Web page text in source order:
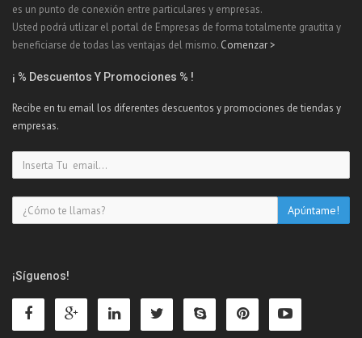
es un punto de conexión entre particulares y empresas.
Usted podrá utlizar el portal de Empresas de forma totalmente grautita y
beneficiarse de todas las ventajas del mismo. Comenzar >
¡ % Descuentos Y Promociones % !
Recibe en tu email los diferentes descuentos y promociones de tiendas y
empresas.
¡Síguenos!